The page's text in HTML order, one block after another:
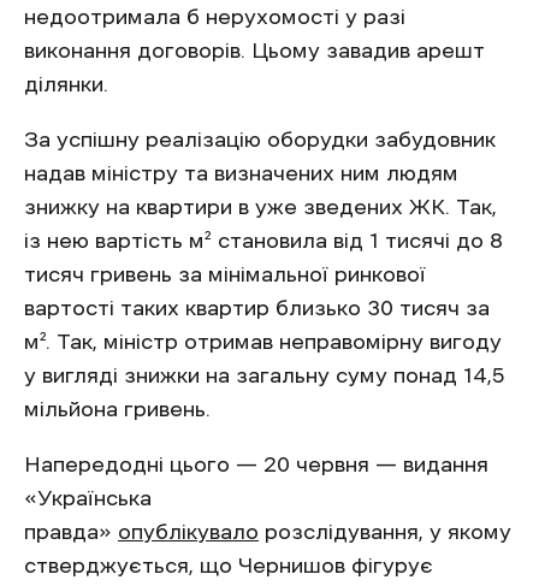
недоотримала б нерухомості у разі
виконання договорів. Цьому завадив арешт
ділянки.
За успішну реалізацію оборудки забудовник
надав міністру та визначених ним людям
знижку на квартири в уже зведених ЖК. Так,
із нею вартість м² становила від 1 тисячі до 8
тисяч гривень за мінімальної ринкової
вартості таких квартир близько 30 тисяч за
м². Так, міністр отримав неправомірну вигоду
у вигляді знижки на загальну суму понад 14,5
мільйона гривень.
Напередодні цього — 20 червня — видання
«Українська
правда» опублікувало розслідування, у якому
стверджується, що Чернишов фігурує